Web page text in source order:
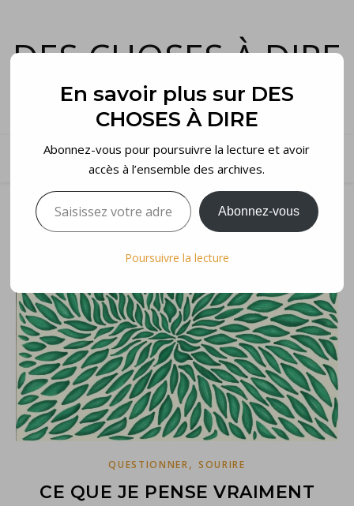
DES CHOSES À DIRE
et voilà…
QUESTIONNER, SOURIRE
CE QUE JE PENSE VRAIMENT
En savoir plus sur DES
CHOSES À DIRE
Abonnez-vous pour poursuivre la lecture et avoir
accès à l’ensemble des archives.
Saisissez votre adresse e-mail…
Abonnez-vous
Poursuivre la lecture